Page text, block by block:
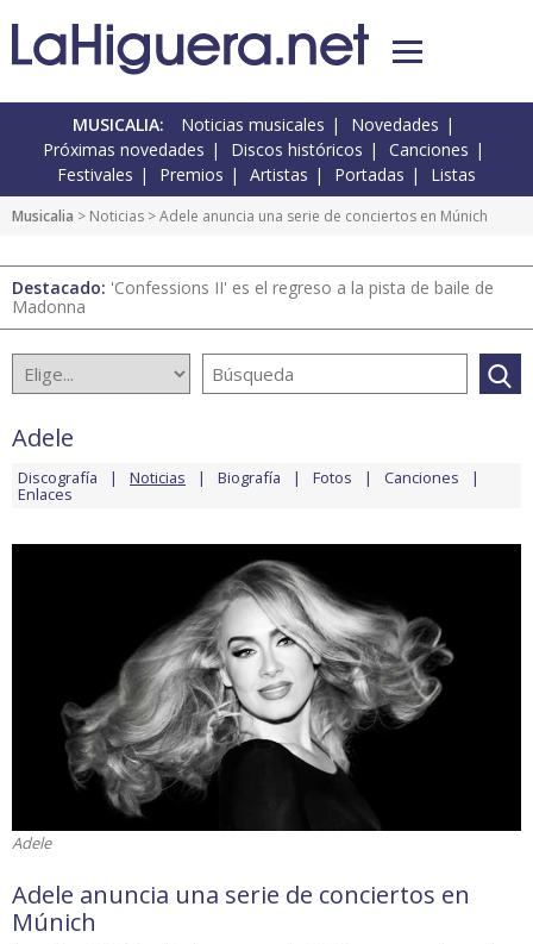
MUSICALIA: Noticias musicales
Novedades
Próximas novedades
Discos históricos
Canciones
Festivales
Premios Artistas Portadas Listas
Musicalia > Noticias > Adele anuncia una serie de conciertos en Múnich
Destacado: 'Confessions II' es el regreso a la pista de baile de
Madonna
Adele
Discografía Noticias Biografía Fotos Canciones
Enlaces
Adele
Adele anuncia una serie de conciertos en
Múnich